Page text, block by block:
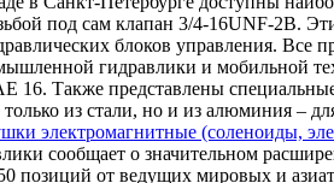
под сам клапан 3/4-16UNF-2B.
блоков управления. Все
гидравлики и мобильной
16. Также представлены
из стали, но и из алюминия –
электромагнитные (соленоиды,
сообщает о значительном
позиций от ведущих мировых и